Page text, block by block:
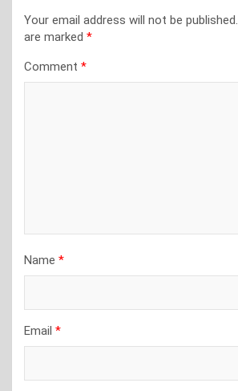
Your email address will not be published.
are marked *
Comment *
Name *
Email *